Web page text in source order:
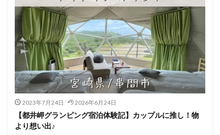
2023年7月24日 2026年6月24日
【都井岬グランピング宿泊体験記】カップルに推し！物
より想い出♪